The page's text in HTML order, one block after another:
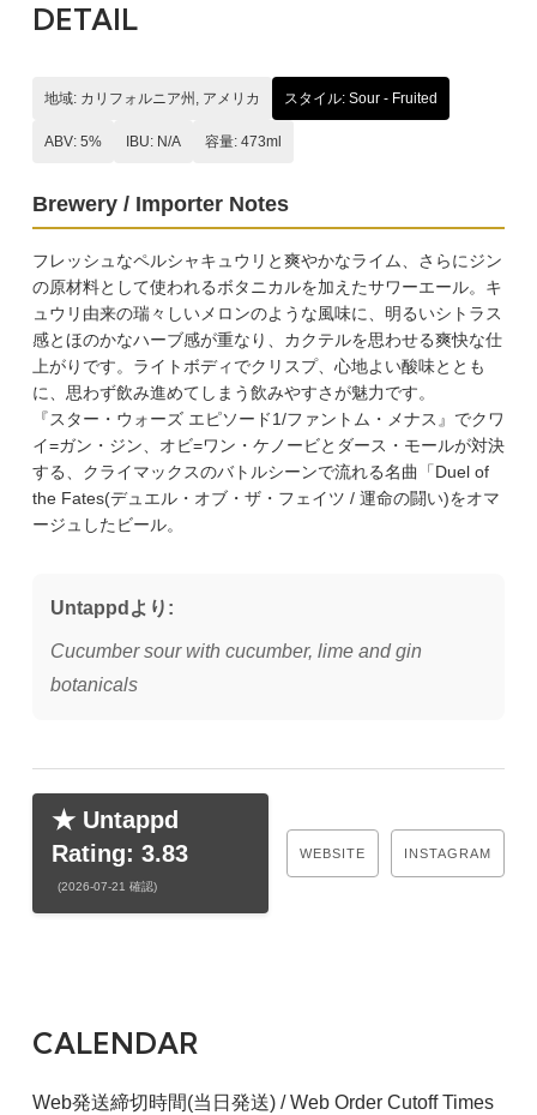
DETAIL
地域: カリフォルニア州, アメリカ スタイル: Sour - Fruited
ABV: 5% IBU: N/A 容量: 473ml
Brewery / Importer Notes
フレッシュなペルシャキュウリと爽やかなライム、さらにジン
の原材料として使われるボタニカルを加えたサワーエール。キ
ュウリ由来の瑞々しいメロンのような風味に、明るいシトラス
感とほのかなハーブ感が重なり、カクテルを思わせる爽快な仕
上がりです。ライトボディでクリスプ、心地よい酸味ととも
に、思わず飲み進めてしまう飲みやすさが魅力です。
『スター・ウォーズ エピソード1/ファントム・メナス』でクワ
イ=ガン・ジン、オビ=ワン・ケノービとダース・モールが対決
する、クライマックスのバトルシーンで流れる名曲「Duel of
the Fates(デュエル・オブ・ザ・フェイツ / 運命の闘い)をオマ
ージュしたビール。
Untappdより:
Cucumber sour with cucumber, lime and gin
botanicals
★ Untappd
Rating: 3.83
(2026-07-21 確認)
WEBSITE INSTAGRAM
CALENDAR
Web発送締切時間(当日発送) / Web Order Cutoff Times